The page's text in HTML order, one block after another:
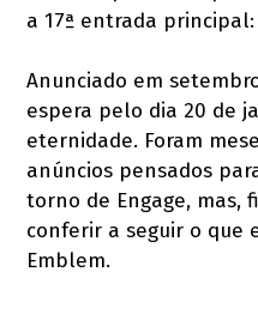
a 17ª entrada principal:
Anunciado em
espera pelo dia 20 de
eternidade. Foram
anúncios pensados
torno de Engage, mas,
conferir a seguir o que
Emblem.